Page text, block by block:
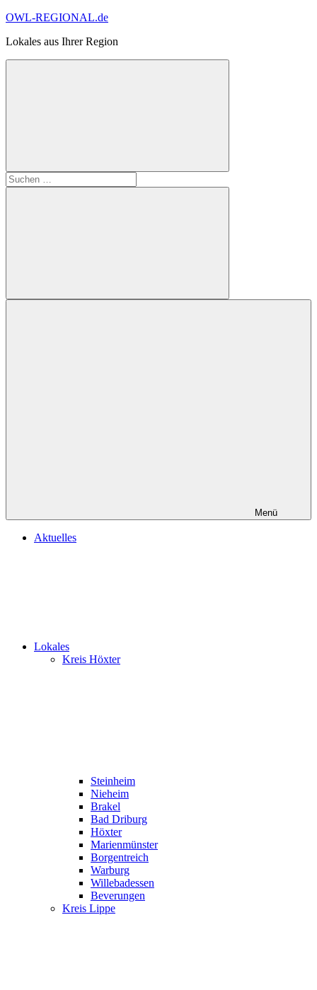
Zum
springen
OWL-REGIONAL.de
Lokales aus Ihrer Region
Suchformular
öffnen
Suchen
nach:
Suchen
Menü
Aktuelles
Lokales
Kreis Höxter
Steinheim
Nieheim
Brakel
Bad Driburg
Höxter
Marienmünster
Borgentreich
Warburg
Willebadessen
Beverungen
Kreis Lippe